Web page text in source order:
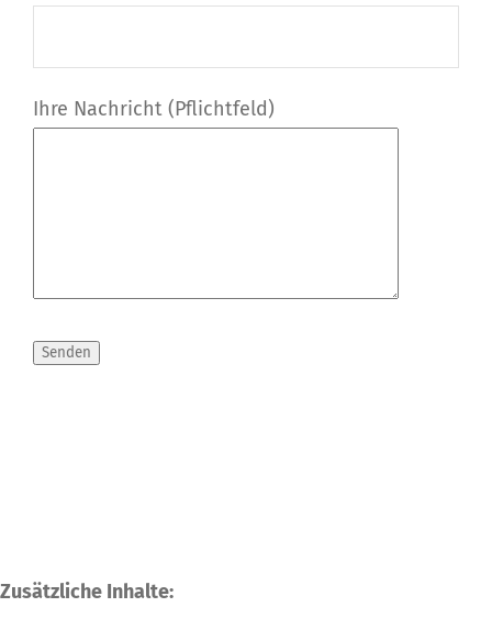
Ihre Nachricht (Pflichtfeld)
Zusätzliche Inhalte: